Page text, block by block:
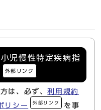
児慢性特定疾病指
外部リンク
は、必ず、利用規約
リシー 外部リンク
を事